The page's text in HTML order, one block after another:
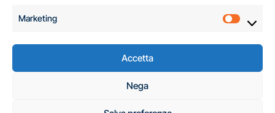
Marketing
Accetta
Nega
C.A.S.I. – Centro
Analisi e Studi Italus